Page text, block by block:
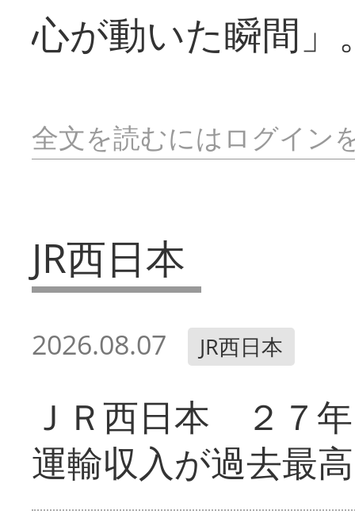
心が動いた瞬間」
全文を読むにはログイン
JR西日本
2026.08.07 JR西日本
ＪＲ西日本 ２７
運輸収入が過去最高